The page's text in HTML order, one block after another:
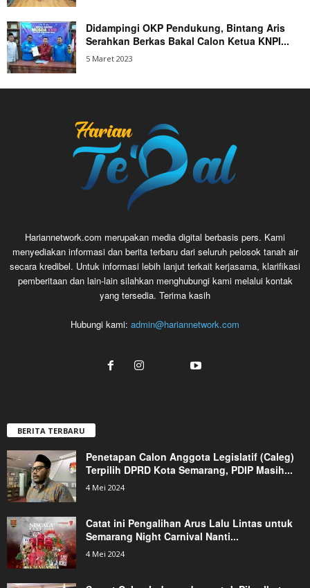
Didampingi OKP Pendukung, Bintang Aris
Serahkan Berkas Bakal Calon Ketua KNPI...
5 Maret 2023
Hariannetwork.com merupakan media digital berbasis pers. Kami
menyediakan informasi dan berita terbaru dari seluruh pelosok tanah air
secara kredibel. Untuk informasi lebih lanjut terkait kerjasama, klarifikasi
pemberitaan dan lain-lain silahkan menghubungi kami melalui kontak
yang tersedia. Terima kasih
Hubungi kami: admin@hariannetwork.com
BERITA TERBARU
Penetapan Calon Anggota Legislatif (Caleg)
Terpilih DPRD Kota Semarang, PDIP Masih...
4 Mei 2024
Catat ini Pengalihan Arus Lalu Lintas untuk
Semarang Night Carnival Nanti...
4 Mei 2024